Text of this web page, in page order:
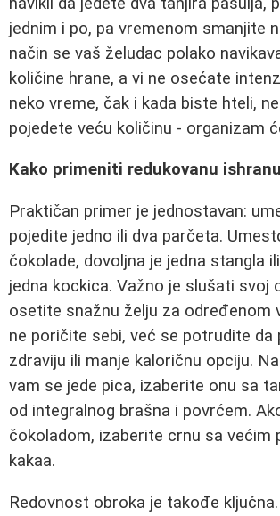
jednim i po, pa vremenom smanjite
način se vaš želudac polako
količine hrane, a vi ne osećate
neko vreme, čak i kada biste hteli,
pojedete veću količinu - organizam
Kako primeniti redukovanu
Praktičan primer je jednostavan:
pojedite jedno ili dva parčeta.
čokolade, dovoljna je jedna stangla
jedna kockica. Važno je slušati svoj
osetite snažnu želju za određenom
ne poričite sebi, već se potrudite da
zdraviju ili manje kaloričnu opciju.
vam se jede pica, izaberite onu sa
od integralnog brašna i povrćem.
čokoladom, izaberite crnu sa većim
kakaa.
Redovnost obroka je takođe